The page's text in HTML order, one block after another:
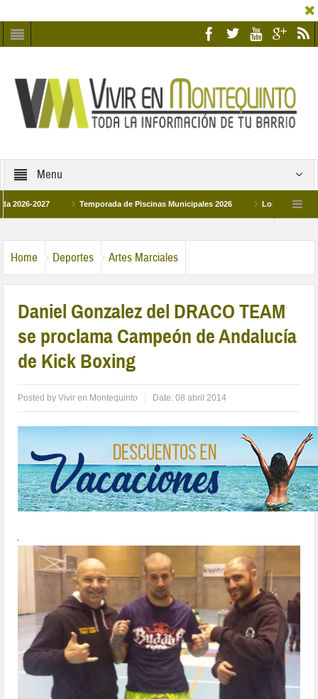
Menu
Temporada de Piscinas Municipales 2026 Los Campus de
Home Deportes Artes Marciales
Daniel Gonzalez del DRACO TEAM
se proclama Campeón de Andalucía
de Kick Boxing
Posted byVivir en Montequinto Date:08 abril 2014